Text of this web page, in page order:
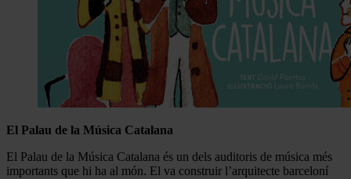
El Palau de la Música Catalana
El Palau de la Música Catalana és un dels auditoris de música més
importants que hi ha al món. El va construir l’arquitecte barceloní